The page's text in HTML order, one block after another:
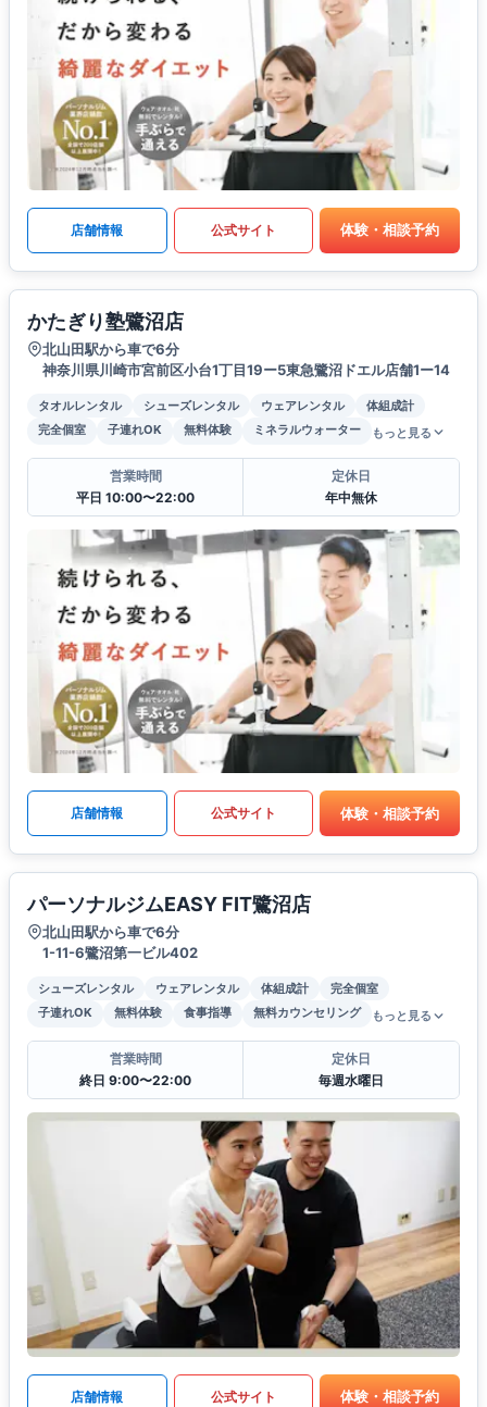
店舗情報 公式サイト 体験・相談予約
かたぎり塾鷺沼店
北山田駅から車で6分
神奈川県川崎市宮前区小台1丁目19ー5東急鷺沼ドエル店舗1ー14
タオルレンタル シューズレンタル ウェアレンタル
体組成計
完全個室
子連れOK 無料体験 ミネラルウォーター もっと見る
営業時間
平日 10:00〜22:00
定休日
年中無休
店舗情報 公式サイト 体験・相談予約
パーソナルジムEASY FIT鷺沼店
北山田駅から車で6分
1-11-6鷺沼第一ビル402
シューズレンタル ウェアレンタル 体組成計
完全個室
子連れOK
無料体験 食事指導 無料カウンセリング もっと見る
営業時間
終日 9:00〜22:00
定休日
毎週水曜日
店舗情報 公式サイト 体験・相談予約